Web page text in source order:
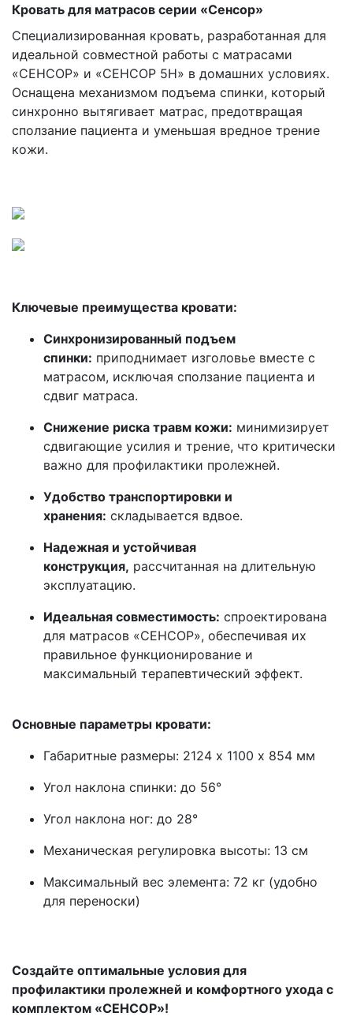
Кровать для матрасов серии «Сенсор»
Специализированная кровать, разработанная для
идеальной совместной работы с матрасами
«СЕНСОР» и «СЕНСОР 5H» в домашних условиях.
Оснащена механизмом подъема спинки, который
синхронно вытягивает матрас, предотвращая
сползание пациента и уменьшая вредное трение
кожи.
Ключевые преимущества кровати:
Синхронизированный подъем
спинки: приподнимает изголовье вместе с
матрасом, исключая сползание пациента и
сдвиг матраса.
Снижение риска травм кожи: минимизирует
сдвигающие усилия и трение, что критически
важно для профилактики пролежней.
Удобство транспортировки и
хранения: складывается вдвое.
Надежная и устойчивая
конструкция, рассчитанная на длительную
эксплуатацию.
Идеальная совместимость: спроектирована
для матрасов «СЕНСОР», обеспечивая их
правильное функционирование и
максимальный терапевтический эффект.
Основные параметры кровати:
Габаритные размеры: 2124 х 1100 х 854 мм
Угол наклона спинки: до 56°
Угол наклона ног: до 28°
Механическая регулировка высоты: 13 см
Максимальный вес элемента: 72 кг (удобно
для переноски)
Создайте оптимальные условия для
профилактики пролежней и комфортного ухода с
комплектом «СЕНСОР»!